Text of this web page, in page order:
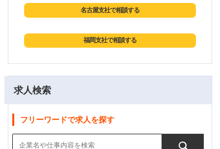
求人検索
フリーワードで求人を探す
名古屋支社で相談する
福岡支社で相談する